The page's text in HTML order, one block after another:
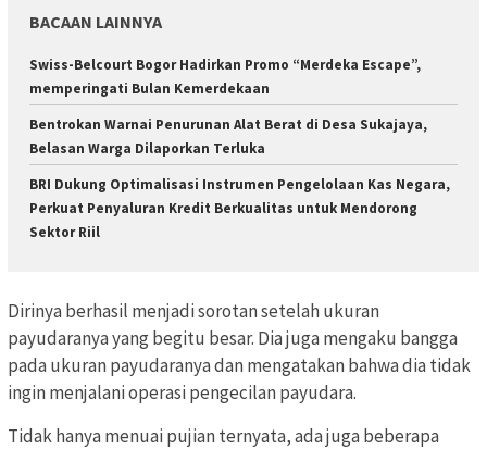
BACAAN LAINNYA
Swiss-Belcourt Bogor Hadirkan Promo “Merdeka Escape”,
memperingati Bulan Kemerdekaan
Bentrokan Warnai Penurunan Alat Berat di Desa Sukajaya,
Belasan Warga Dilaporkan Terluka
BRI Dukung Optimalisasi Instrumen Pengelolaan Kas Negara,
Perkuat Penyaluran Kredit Berkualitas untuk Mendorong
Sektor Riil
Dirinya berhasil menjadi sorotan setelah ukuran
payudaranya yang begitu besar. Dia juga mengaku bangga
pada ukuran payudaranya dan mengatakan bahwa dia tidak
ingin menjalani operasi pengecilan payudara.
Tidak hanya menuai pujian ternyata, ada juga beberapa